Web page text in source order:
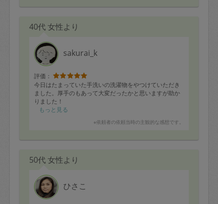
40代 女性より
sakurai_k
評価：
今日はたまっていた手洗いの洗濯物をやつけていただき
ました。厚手のもあって大変だったかと思いますが助か
りました！
もっと見る
※依頼者の依頼当時の主観的な感想です。
50代 女性より
ひさこ